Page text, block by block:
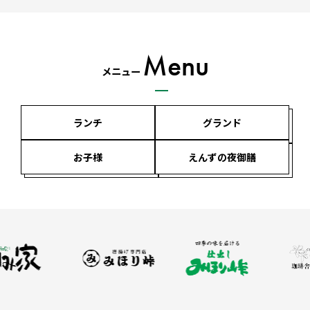
メニュー Menu
ランチ グランド
お子様 えんずの夜御膳